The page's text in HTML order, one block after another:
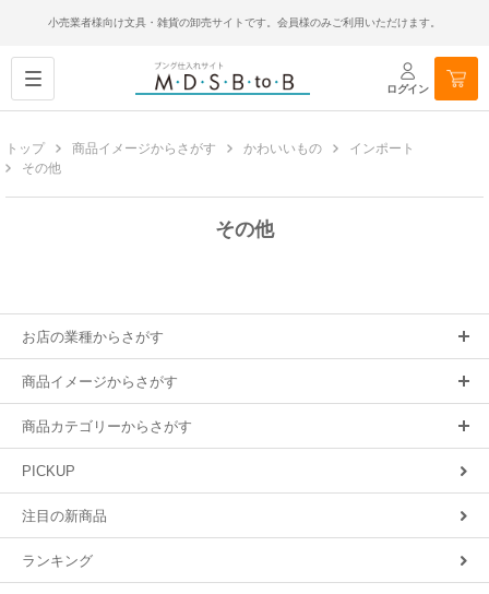
小売業者様向け文具・雑貨の卸売サイトです。会員様のみご利用いただけます。
ログイン
トップ 商品イメージからさがす かわいいもの
インポート
その他
その他
お店の業種からさがす
商品イメージからさがす
商品カテゴリーからさがす
PICKUP
注目の新商品
ランキング